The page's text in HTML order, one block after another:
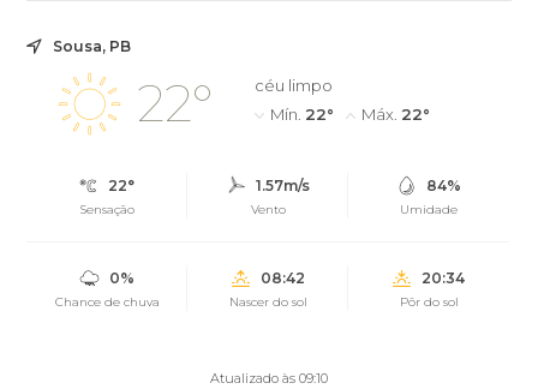
Sousa, PB
22°
céu limpo
Mín. 22° Máx. 22°
22°
Sensação
1.57m/s
Vento
84%
Umidade
0%
Chance de chuva
08:42
Nascer do sol
20:34
Pôr do sol
Atualizado às 09:10